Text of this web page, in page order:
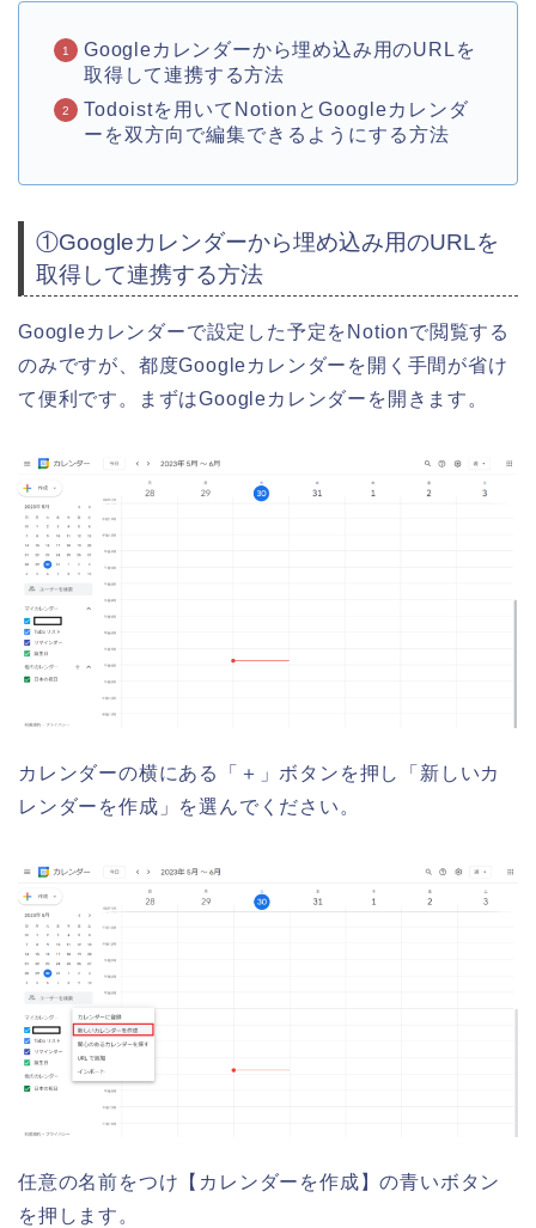
Googleカレンダーから埋め込み用のURLを
取得して連携する方法
Todoistを用いてNotionとGoogleカレンダ
ーを双方向で編集できるようにする方法
①Googleカレンダーから埋め込み用のURLを
取得して連携する方法
Googleカレンダーで設定した予定をNotionで閲覧する
のみですが、都度Googleカレンダーを開く手間が省け
て便利です。
まずはGoogleカレンダーを開きます。
カレンダーの横にある「＋」ボタンを押し「新しいカ
レンダーを作成」を選んでください。
任意の名前をつけ【カレンダーを作成】の青いボタン
を押します。